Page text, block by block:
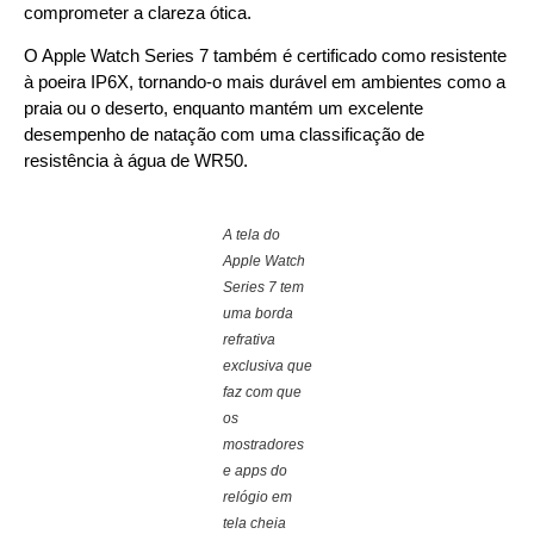
comprometer a clareza ótica.
O Apple Watch Series 7 também é certificado como resistente
à poeira IP6X, tornando-o mais durável em ambientes como a
praia ou o deserto, enquanto mantém um excelente
desempenho de natação com uma classificação de
resistência à água de WR50.
A tela do
Apple Watch
Series 7 tem
uma borda
refrativa
exclusiva que
faz com que
os
mostradores
e apps do
relógio em
tela cheia